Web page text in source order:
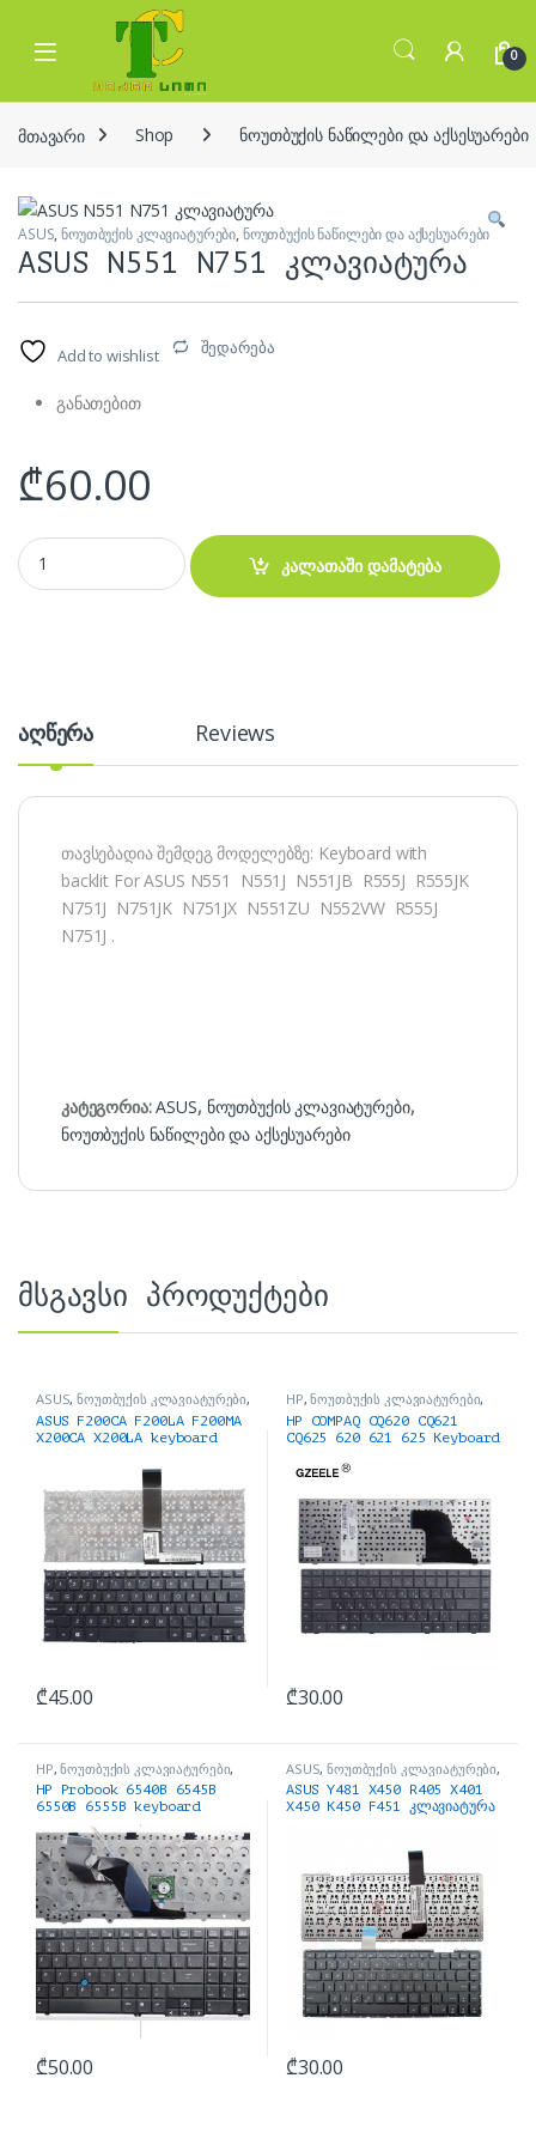
Skip to navigation
Skip to content
Open 0
მთავარი Shop ნოუთბუქის ნაწილები და აქსესუარები
ASUS,ნოუთბუქის კლავიატურები, ნოუთბუქის ნაწილები და აქსესუარები
ASUS N551 N751 კლავიატურა
Add to wishlist შედარება
განათებით
₾60.00
ASUS N551 N751 კლავიატურა quantity
კალათაში დამატება
აღწერა Reviews
თავსებადია შემდეგ მოდელებზე: Keyboard with
backlit For ASUS N551 N551J N551JB R555J R555JK
N751J N751JK N751JX N551ZU N552VW R555J
N751J .
კატეგორია:ASUS, ნოუთბუქის კლავიატურები,
ნოუთბუქის ნაწილები და აქსესუარები
მსგავსი პროდუქტები
ASUS,ნოუთბუქის კლავიატურები,
ნოუთბუქის ნაწილები და
აქსესუარები
ASUS F200CA F200LA F200MA
X200CA X200LA keyboard
₾45.00
HP,ნოუთბუქის კლავიატურები,
ნოუთბუქის ნაწილები და
აქსესუარები
HP COMPAQ CQ620 CQ621
CQ625 620 621 625 Keyboard
₾30.00
HP,ნოუთბუქის კლავიატურები,
ნოუთბუქის ნაწილები და
აქსესუარები
HP Probook 6540B 6545B
6550B 6555B keyboard
₾50.00
ASUS,ნოუთბუქის კლავიატურები,
ნოუთბუქის ნაწილები და
აქსესუარები
ASUS Y481 X450 R405 X401
X450 K450 F451 კლავიატურა
₾30.00